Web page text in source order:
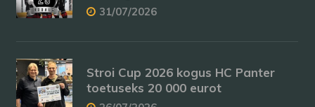
31/07/2026
Stroi Cup 2026 kogus HC Panter
toetuseks 20 000 eurot